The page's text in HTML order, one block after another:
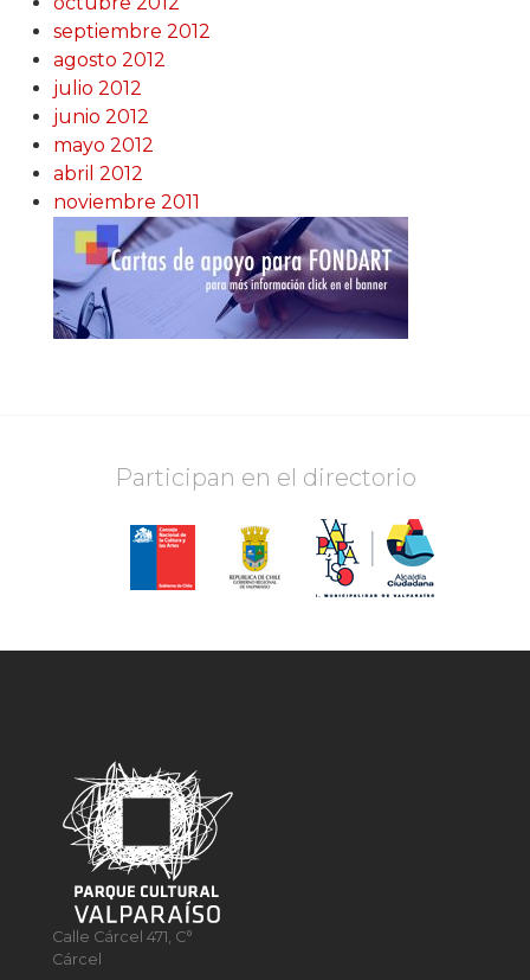
septiembre 2012
agosto 2012
julio 2012
junio 2012
mayo 2012
abril 2012
noviembre 2011
Participan en el directorio
Calle Cárcel 471, C°
Cárcel